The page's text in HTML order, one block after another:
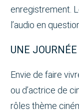
enregistrement.
l’audio en
UNE
Envie de faire
ou d’actrice de
rôles thème